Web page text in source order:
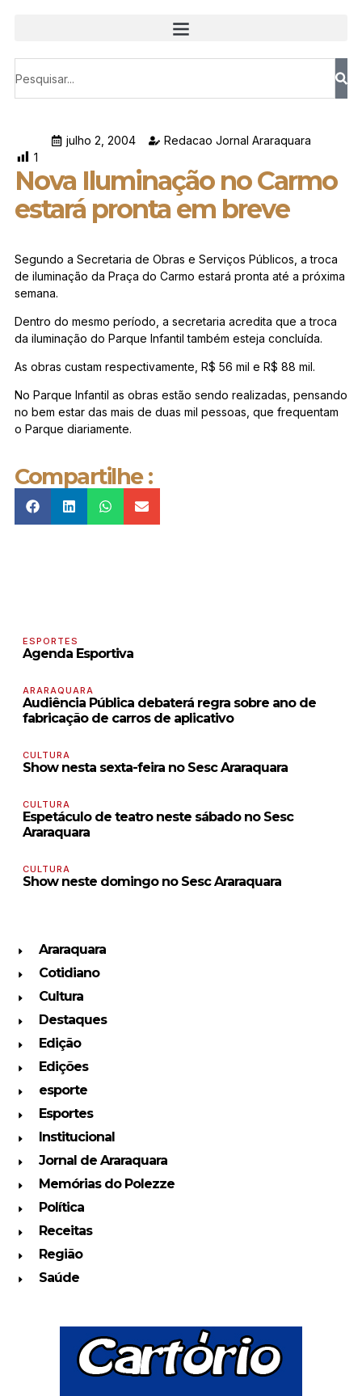
julho 2, 2004
Redacao Jornal Araraquara
1
Nova Iluminação no Carmo
estará pronta em breve
Segundo a Secretaria de Obras e Serviços Públicos, a troca
de iluminação da Praça do Carmo estará pronta até a próxima
semana.
Dentro do mesmo período, a secretaria acredita que a troca
da iluminação do Parque Infantil também esteja concluída.
As obras custam respectivamente, R$ 56 mil e R$ 88 mil.
No Parque Infantil as obras estão sendo realizadas, pensando
no bem estar das mais de duas mil pessoas, que frequentam
o Parque diariamente.
Compartilhe :
ESPORTES
Agenda Esportiva
ARARAQUARA
Audiência Pública debaterá regra sobre ano de
fabricação de carros de aplicativo
CULTURA
Show nesta sexta-feira no Sesc Araraquara
CULTURA
Espetáculo de teatro neste sábado no Sesc
Araraquara
CULTURA
Show neste domingo no Sesc Araraquara
Araraquara
Cotidiano
Cultura
Destaques
Edição
Edições
esporte
Esportes
Institucional
Jornal de Araraquara
Memórias do Polezze
Política
Receitas
Região
Saúde